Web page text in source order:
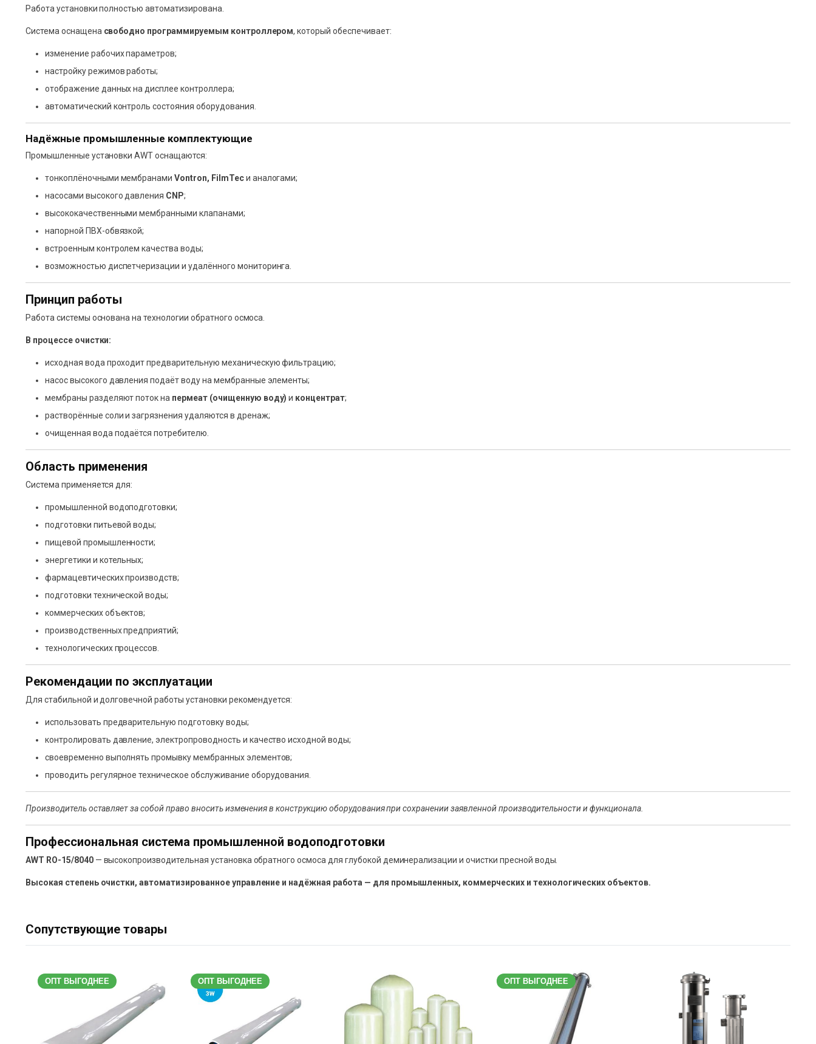
Работа установки полностью автоматизирована.
Система оснащена свободно программируемым контроллером, который обеспечивает:
изменение рабочих параметров;
настройку режимов работы;
отображение данных на дисплее контроллера;
автоматический контроль состояния оборудования.
Надёжные промышленные комплектующие
Промышленные установки AWT оснащаются:
тонкоплёночными мембранамиVontron, FilmTecи аналогами;
насосами высокого давления CNP;
высококачественными мембранными клапанами;
напорной ПВХ-обвязкой;
встроенным контролем качества воды;
возможностью диспетчеризации и удалённого мониторинга.
Принцип работы
Работа системы основана на технологии обратного осмоса.
В процессе очистки:
исходная вода проходит предварительную механическую фильтрацию;
насос высокого давления подаёт воду на мембранные элементы;
мембраны разделяют поток на пермеат (очищенную воду) и концентрат;
растворённые соли и загрязнения удаляются в дренаж;
очищенная вода подаётся потребителю.
Область применения
Система применяется для:
промышленной водоподготовки;
подготовки питьевой воды;
пищевой промышленности;
энергетики и котельных;
фармацевтических производств;
подготовки технической воды;
коммерческих объектов;
производственных предприятий;
технологических процессов.
Рекомендации по эксплуатации
Для стабильной и долговечной работы установки рекомендуется:
использовать предварительную подготовку воды;
контролировать давление, электропроводность и качество исходной воды;
своевременно выполнять промывку мембранных элементов;
проводить регулярное техническое обслуживание оборудования.
Производитель оставляет за собой право вносить изменения в конструкцию оборудования при сохранении заявленной производительности и функционала.
Профессиональная система промышленной водоподготовки
AWT RO-15/8040— высокопроизводительная установка обратного осмоса для глубокой деминерализации и очистки пресной воды.
Высокая степень очистки, автоматизированное управление и надёжная работа — для промышленных, коммерческих и технологических объектов.
Сопутствующие товары
ОПТ ВЫГОДНЕЕ ОПТ ВЫГОДНЕЕ ОПТ ВЫГОДНЕЕ